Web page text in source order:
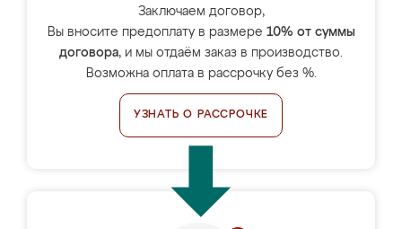
Заключаем договор,
Вы вносите предоплату в размере 10% от суммы
договора, и мы отдаём заказ в производство.
Возможна оплата в рассрочку без %.
УЗНАТЬ О РАССРОЧКЕ